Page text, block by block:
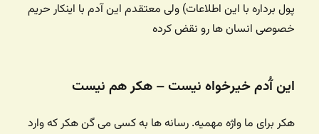
پول برداره با این اطلاعات) ولی معتقدم این آدم با اینکار حریم
خصوصی انسان ها رو نقض کرده
این آٔدم خیرخواه نیست – هکر هم نیست
هکر برای ما واژه مهمیه. رسانه ها به کسی می گن هکر که وارد